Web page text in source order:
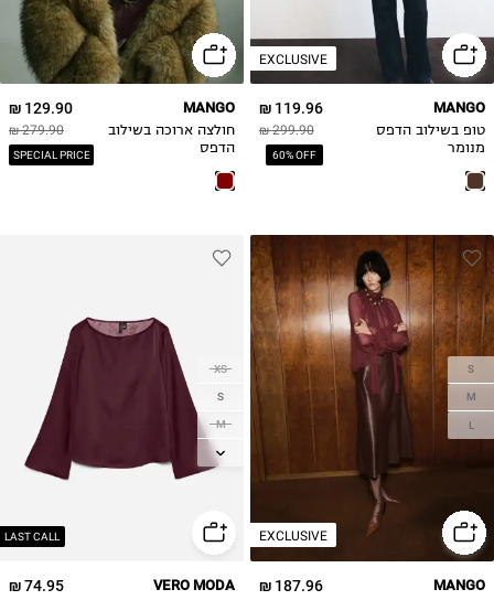
EXCLUSIVE
119.96 ₪
299.90 ₪
60% OFF
MANGO
טופ בשילוב הדפס
מנומר
129.90 ₪
279.90 ₪
SPECIAL PRICE
MANGO
חולצה ארוכה בשילוב
הדפס
EXCLUSIVE
S
M
L
187.96 ₪ MANGO
LAST CALL
XS
S
M
L
74.95 ₪ VERO MODA